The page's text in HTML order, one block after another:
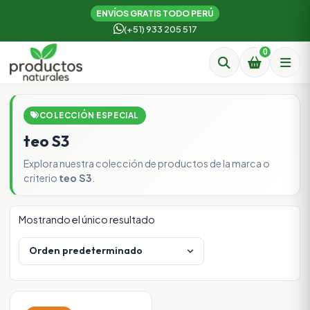
ENVÍOS GRATIS TODO PERÚ
(+51) 933 205 517
0
COLECCIÓN ESPECIAL
teo S3
Explora nuestra colección de productos de la marca o
criterio teo S3
Mostrando el único resultado